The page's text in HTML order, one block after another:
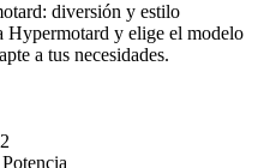
diversión y estilo
Hypermotard y elige el modelo
a tus necesidades.
Potencia